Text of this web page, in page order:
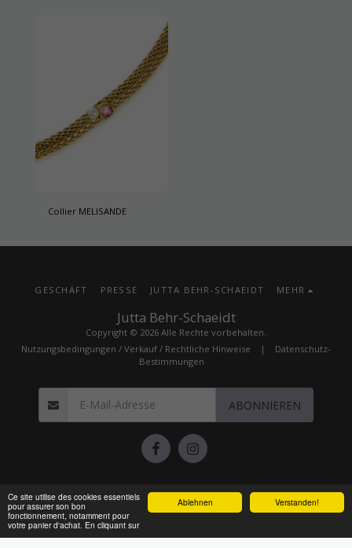
Verstanden!
Ablehnen
Ce site utilise des cookies essentiels
pour assurer son bon
fonctionnement, notamment pour
votre panier d'achat. En cliquant sur
Prise de rendez-vous
powered by Calendly
Collier MELISANDE
Jutta Behr-Schaeidt
Copyright © 2026 Alle Rechte vorbehalten.
Nutzungsbedingungen / Verkauf / Rechtliche Hinweise | Datenschutz-
Bestimmungen
GESCHÄFT PRESSE JUTTA BEHR-SCHAEIDT MEHR
ABONNIEREN